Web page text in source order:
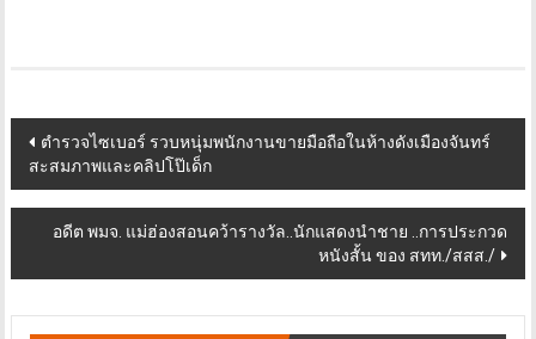
Post
navigation
ตำรวจไซเบอร์ รวบหนุ่มพนักงานขายมือถือในห้างดังเมืองจันทร์
สะสมภาพและคลิปโป๊เด็ก
อดีต พมจ. แม่ฮ่องสอนคว้ารางวัล..นักแสดงนำชาย ..การประกวด
หนังสั้น ของ สทท./สสส./